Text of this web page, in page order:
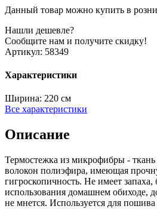
Данный товар можно купить в
Нашли дешевле?
Сообщите нам и получите скидку!
Артикул: 58349
Характеристики
Ширина: 220 см
Все характеристики
Описание
Термостежка из микрофибры - ткань
волокон полиэфира, имеющая
гигроскопичность. Не имеет запаха,
использования домашнем обиходе,
не мнется. Используется для